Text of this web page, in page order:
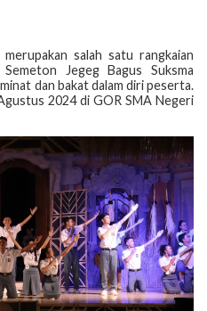
salah satu rangkaian
Jegeg Bagus Suksma
dan bakat dalam diri peserta.
2024 di GOR SMA Negeri